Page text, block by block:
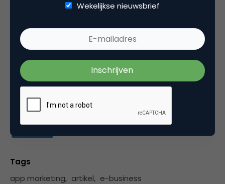
gespecialiseerd in het verbeteren van de interne
van interne sociale media. Was voorheen
hoofdredacteur bij Marketingfacts en betrokken
bij o.a. Online Tuesday en NIMA.
Categorie
Tags
app marketing, artikel, e-business
Wekelijkse nieuwsbrief